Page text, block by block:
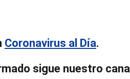
Coronavirus al Día.
sigue nuestro canal